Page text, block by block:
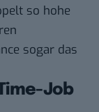
so hohe
sogar das
Job